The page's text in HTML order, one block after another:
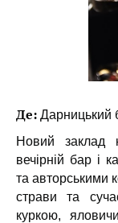
Де: Дарницький
Новий заклад
вечірній бар і
та авторськими
страви та
куркою,